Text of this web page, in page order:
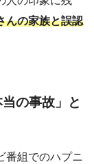
んの家族と誤認
の事故」と
番組でのハプニ